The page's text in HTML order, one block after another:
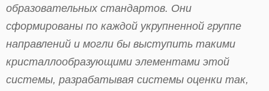
образовательных стандартов. Они
сформированы по каждой укрупненной группе
направлений и могли бы выступить такими
кристаллообразующими элементами этой
системы, разрабатывая системы оценки так,